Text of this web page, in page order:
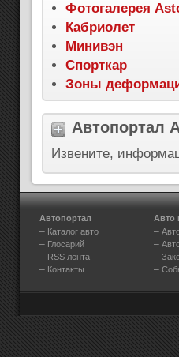
Фотогалерея
Кабриолет
Минивэн
Спорткар
Зоны
Автопортал
Извените,
Автопортал
– Каталог авто
– Глосарий
– RSS лента
– Контакты
Авто
–
–
–
–